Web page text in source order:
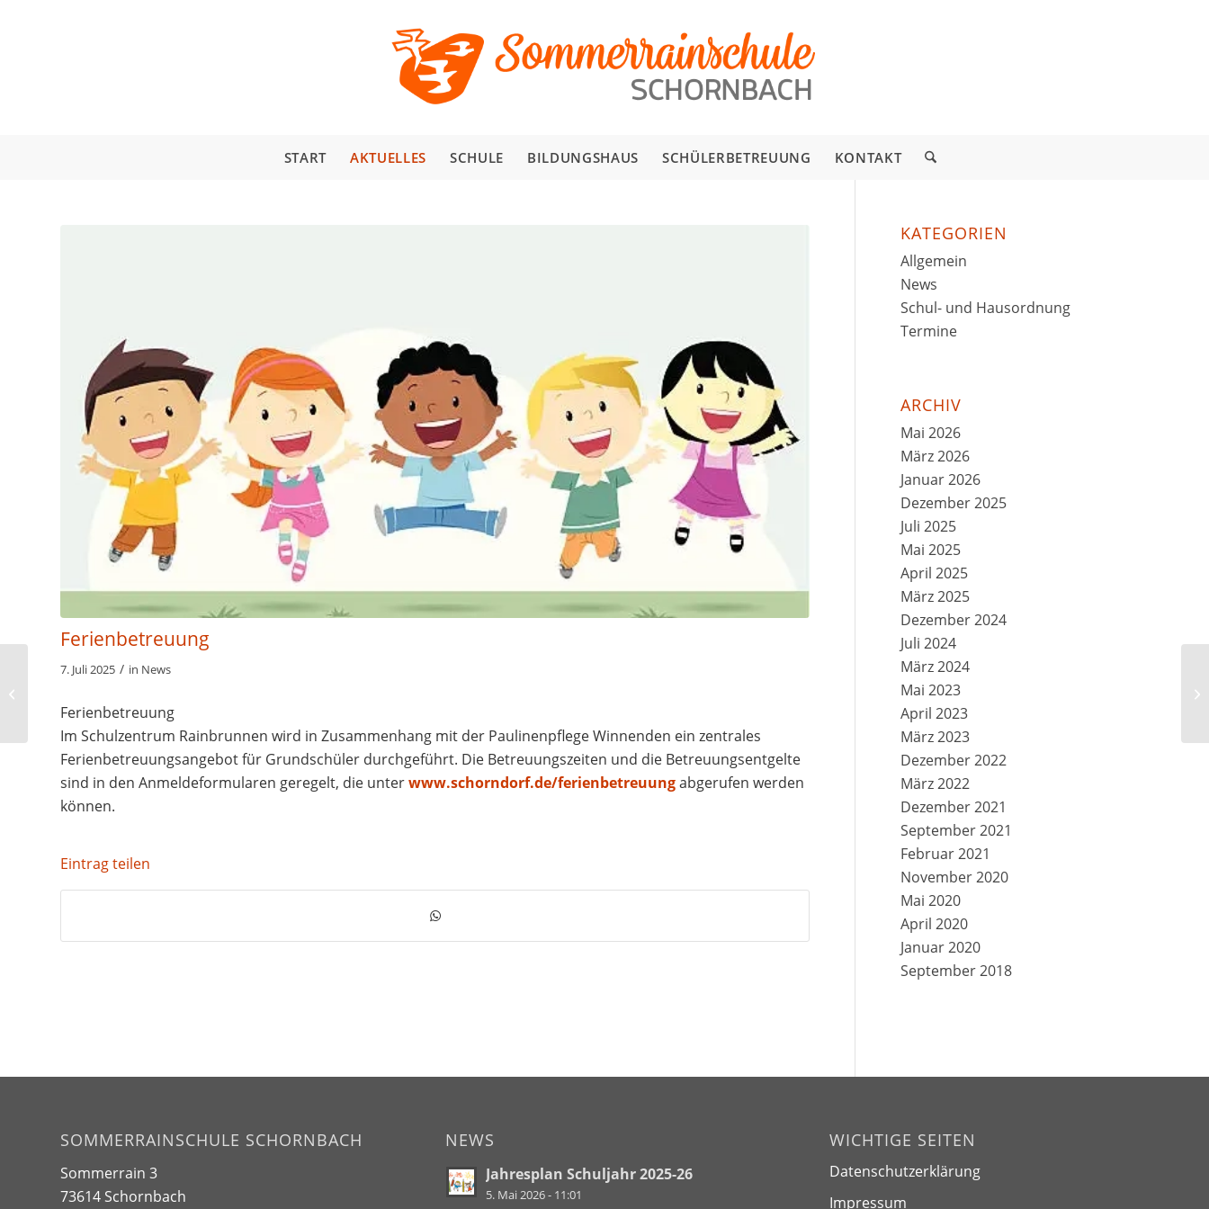
START AKTUELLES SCHULE BILDUNGSHAUS SCHÜLERBETREUUNG KONTAKT
Ferienbetreuung
7. Juli 2025 / in News
Ferienbetreuung
Im Schulzentrum Rainbrunnen wird in Zusammenhang mit der Paulinenpflege Winnenden ein zentrales
Ferienbetreuungsangebot für Grundschüler durchgeführt. Die Betreuungszeiten und die Betreuungsentgelte
sind in den Anmeldeformularen geregelt, die unterwww.schorndorf.de/ferienbetreuungabgerufen werden
können.
Eintrag teilen
KATEGORIEN
Allgemein
News
Schul- und Hausordnung
Termine
ARCHIV
Mai 2026
März 2026
Januar 2026
Dezember 2025
Juli 2025
Mai 2025
April 2025
März 2025
Dezember 2024
Juli 2024
März 2024
Mai 2023
April 2023
März 2023
Dezember 2022
März 2022
Dezember 2021
September 2021
Februar 2021
November 2020
Mai 2020
April 2020
Januar 2020
September 2018
SOMMERRAINSCHULE SCHORNBACH
Sommerrain 3
73614 Schornbach
NEWS
Jahresplan Schuljahr 2025-26
5. Mai 2026 - 11:01
WICHTIGE SEITEN
Datenschutzerklärung
Impressum